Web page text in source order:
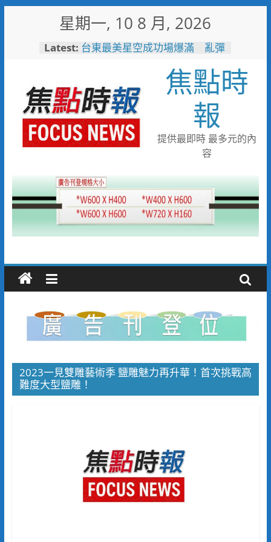
星期一, 10 8 月, 2026
Latest: 台東最美星空成功場爆滿 亂彈
看飛機看到「迷航」！7旬嬤誤
闖機場工地 小港桂陽所暖警助
返家
兩岸翰墨同心共書忠義仁勇 張
惠臣書《忠義》 林家同寫《仁
勇》 2026(丙午)海峽兩岸藝術
名家共祝關公文化節台灣八卦山
中元普渡這盒最有心！臺南集結
10款人氣農產 愛買限量開賣
一直走在前面！單月42.8萬人
次！ 中市敬老計程車隊服務人
次創新高
焦點時
報
提供最即時 最多元的內
容
2023一見雙雕藝術季 鹽雕魅力再升華！首次挑戰高
難度大型鹽雕！